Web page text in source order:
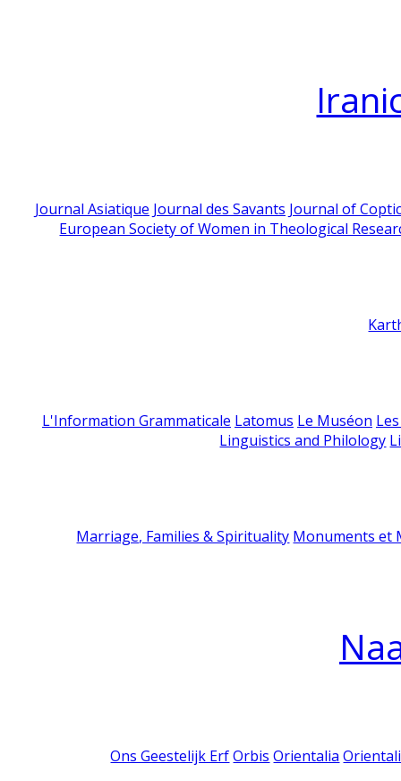
Journal Asiatique Journal des Savants Journal of
European Society of Women in Theological
L'Information Grammaticale Latomus Le Muséon
Linguistics and Philology
Marriage, Families & Spirituality Monuments et
Ons Geestelijk Erf Orbis Orientalia